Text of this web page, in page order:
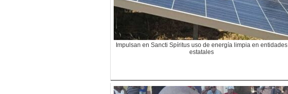
Impulsan en Sancti Spíritus uso de energía limpia en entidades
estatales